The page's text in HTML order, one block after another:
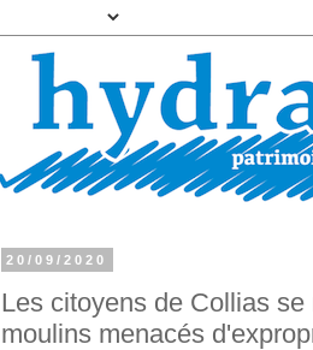
20/09/2020
Les citoyens de Collias
moulins menacés